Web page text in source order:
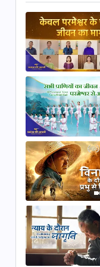
23:32